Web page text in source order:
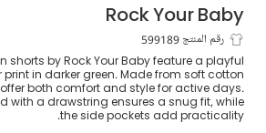
Rock Your Baby
شورت بطبعة نجوم قطن لون
رقم المنتج 599189
shorts by Rock Your Baby feature a playful
in darker green. Made from soft cotton
both comfort and style for active days.
with a drawstring ensures a snug fit, while
the side pockets add practicality.